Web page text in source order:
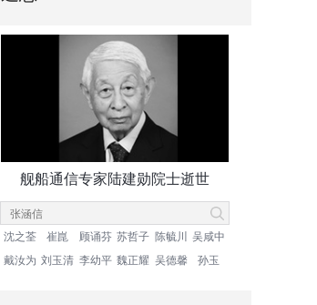
舰船通信专家陆建勋院士逝世
沈之荃 崔崑 顾诵芬 苏哲子 陈毓川
吴咸中
戴汝为 刘玉清 李幼平 魏正耀 吴德馨 孙玉